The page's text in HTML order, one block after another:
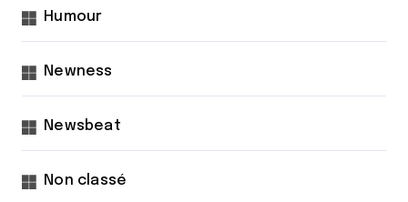
Humour
Newness
Newsbeat
Non classé